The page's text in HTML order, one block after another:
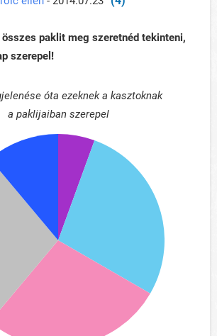
összes paklit meg szeretnéd tekinteni,
szerepel!
óta ezeknek a kasztoknak
a paklijaiban szerepel